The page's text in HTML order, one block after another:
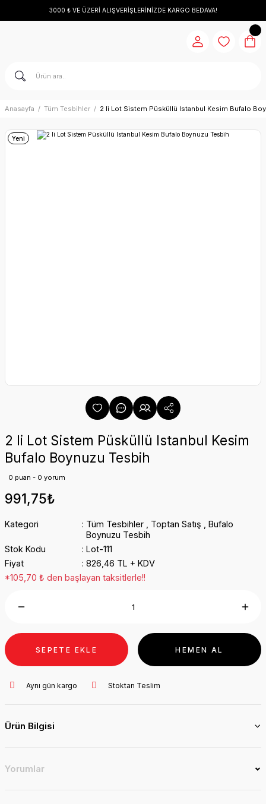
3000 ₺ VE ÜZERİ ALIŞVERİŞLERİNİZDE KARGO BEDAVA!
Anasayfa Tüm Tesbihler 2 li Lot Sistem Püsküllü Istanbul Kesim Bufalo
Yeni
2 li Lot Sistem Püsküllü Istanbul Kesim
Bufalo Boynuzu Tesbih
0 puan - 0 yorum
991,75₺
Kategori Tüm Tesbihler Toptan Satış
Bufalo
Boynuzu Tesbih
Stok Kodu
Lot-111
Fiyat
826,46 TL + KDV
*105,70 ₺ den başlayan taksitlerle!!
SEPETE EKLE HEMEN AL
Aynı gün kargo Stoktan Teslim
Ürün Bilgisi
Yorumlar